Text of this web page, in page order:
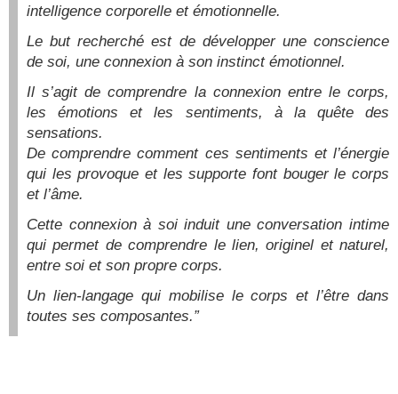
intelligence corporelle et émotionnelle.
Le but recherché est de développer une conscience
de soi, une connexion à son instinct émotionnel.
Il s’agit de comprendre la connexion entre le corps,
les émotions et les sentiments, à la quête des
sensations.
De comprendre comment ces sentiments et l’énergie
qui les provoque et les supporte font bouger le corps
et l’âme.
Cette connexion à soi induit une conversation intime
qui permet de comprendre le lien, originel et naturel,
entre soi et son propre corps.
Un lien-langage qui mobilise le corps et l’être dans
toutes ses composantes.”